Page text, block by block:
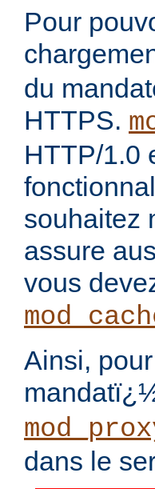
Pour
du
HTTPS.
HTTP/1.0
souhaitez
assure
vous
Ainsi,
dans le